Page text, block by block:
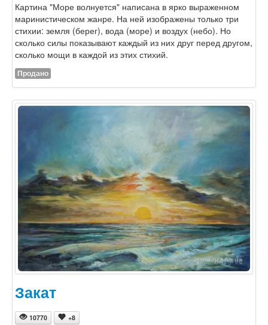
Картина "Море волнуется" написана в ярко выраженном
маринистическом жанре. На ней изображены только три
стихии: земля (берег), вода (море) и воздух (небо). Но
сколько силы показывают каждый из них друг перед другом,
сколько мощи в каждой из этих стихий.
Продано
Закат
10770 +8